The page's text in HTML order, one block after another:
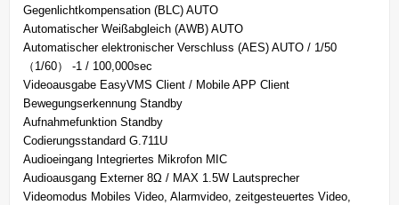
Gegenlichtkompensation (BLC) AUTO
Automatischer Weißabgleich (AWB) AUTO
Automatischer elektronischer Verschluss (AES) AUTO / 1/50
（1/60） -1 / 100,000sec
Videoausgabe EasyVMS Client / Mobile APP Client
Bewegungserkennung Standby
Aufnahmefunktion Standby
Codierungsstandard G.711U
Audioeingang Integriertes Mikrofon MIC
Audioausgang Externer 8Ω / MAX 1.5W Lautsprecher
Videomodus Mobiles Video, Alarmvideo, zeitgesteuertes Video,